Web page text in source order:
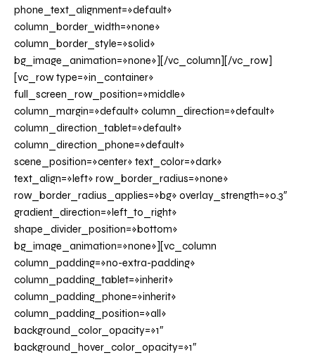
phone_text_alignment=»default»
column_border_width=»none»
column_border_style=»solid»
bg_image_animation=»none»][/vc_column][/vc_row]
[vc_row type=»in_container»
full_screen_row_position=»middle»
column_margin=»default» column_direction=»default»
column_direction_tablet=»default»
column_direction_phone=»default»
scene_position=»center» text_color=»dark»
text_align=»left» row_border_radius=»none»
row_border_radius_applies=»bg» overlay_strength=»0.3″
gradient_direction=»left_to_right»
shape_divider_position=»bottom»
bg_image_animation=»none»][vc_column
column_padding=»no-extra-padding»
column_padding_tablet=»inherit»
column_padding_phone=»inherit»
column_padding_position=»all»
background_color_opacity=»1″
background_hover_color_opacity=»1″